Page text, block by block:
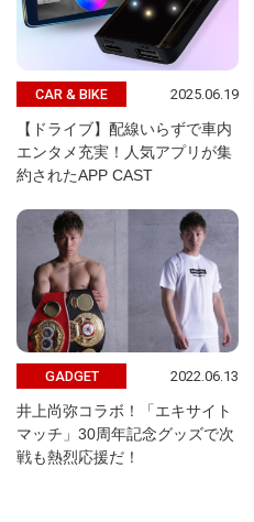
CAR & BIKE 2025.06.19
【ドライブ】配線いらずで車内
エンタメ充実！人気アプリが集
約されたAPP CAST
GADGET 2022.06.13
井上尚弥コラボ！「エキサイト
マッチ」30周年記念グッズで次
戦も熱烈応援だ！